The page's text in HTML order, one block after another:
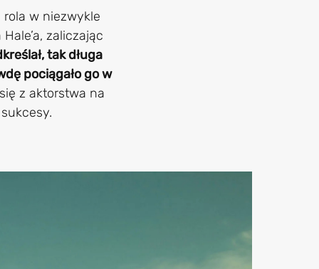
rola w niezwykle
zaliczając
tak długa
pociągało go w
z aktorstwa na